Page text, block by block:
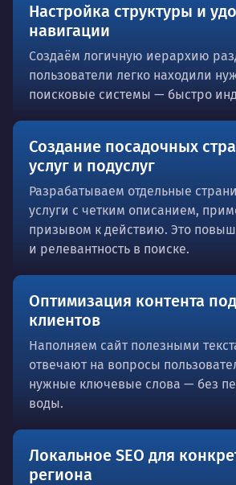
Настройка структуры и
навигации
Создаём логичную иерархию
пользователи легко находили
поисковые системы — быстро
Создание посадочных
услуг и подуслуг
Разрабатываем отдельные
услуги с четким описанием,
призывом к действию. Это
и релевантность в поиске.
Оптимизация контента
клиентов
Наполняем сайт полезными
отвечают на вопросы
нужные ключевые слова — без
воды.
Локальное SEO для
региона